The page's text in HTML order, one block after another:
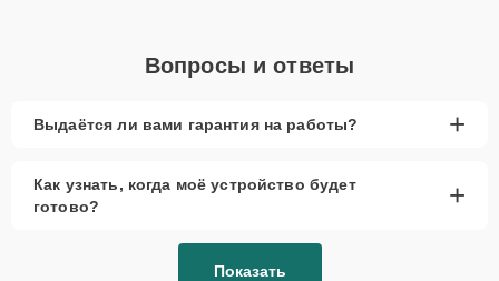
Вопросы и ответы
Выдаётся ли вами гарантия на работы? +
Как узнать, когда моё устройство будет
готово?
+
Показать